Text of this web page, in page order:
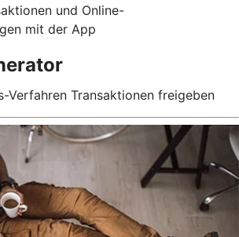
und Online-
mit der App
Verfahren Transaktionen freigeben